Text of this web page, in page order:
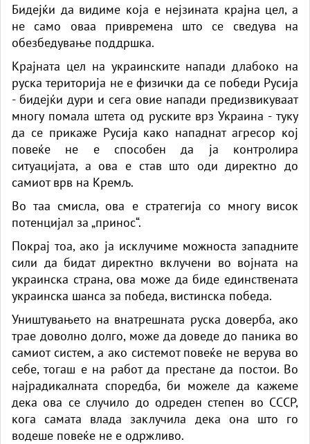
Бидејќи да видиме која е нејзината крајна цел, а
не само оваа привремена што се сведува на
обезбедување поддршка.
Крајната цел на украинските напади длабоко на
руска територија не е физички да се победи Русија
- бидејќи дури и сега овие напади предизвикуваат
многу помала штета од руските врз Украина - туку
да се прикаже Русија како нападнат агресор кој
повеќе не е способен да ја контролира
ситуацијата, а ова е став што оди директно до
самиот врв на Кремљ.
Во таа смисла, ова е стратегија со многу висок
потенцијал за „принос“.
Покрај тоа, ако ја исклучиме можноста западните
сили да бидат директно вклучени во војната на
украинска страна, ова може да биде единствената
украинска шанса за победа, вистинска победа.
Уништувањето на внатрешната руска доверба, ако
трае доволно долго, може да доведе до паника во
самиот систем, а ако системот повеќе не верува во
себе, тогаш е на работ да престане да постои. Во
најрадикалната споредба, би можеле да кажеме
дека ова се случило до одреден степен во СССР,
кога самата влада заклучила дека она што го
водеше повеќе не е одржливо.